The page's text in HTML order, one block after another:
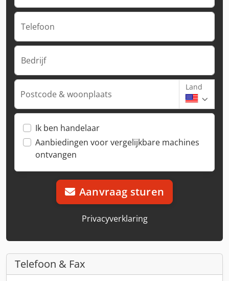
Telefoon
Bedrijf
Postcode & woonplaats
Land
Ik ben handelaar
Aanbiedingen voor vergelijkbare machines
ontvangen
Aanvraag sturen
Privacyverklaring
Telefoon & Fax